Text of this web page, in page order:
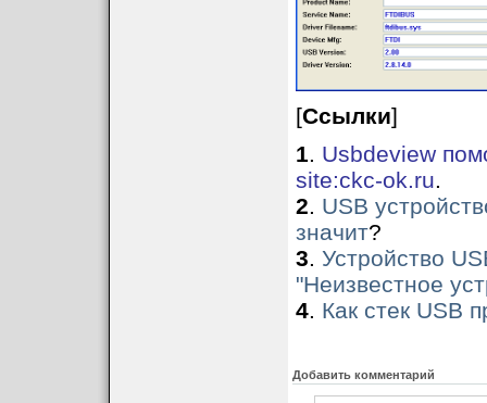
[Ссылки]
1. Usbdeview
site:ckc-ok.ru.
2. USB
значит?
3. Устройство
"Неизвестное
4. Как стек USB
Добавить комментарий